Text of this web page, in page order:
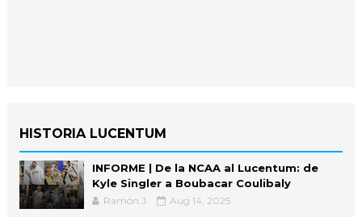
HISTORIA LUCENTUM
INFORME | De la NCAA al Lucentum: de
Kyle Singler a Boubacar Coulibaly
Ramón J. Aug 14, 2025